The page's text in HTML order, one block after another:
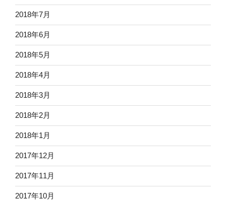
2018年7月
2018年6月
2018年5月
2018年4月
2018年3月
2018年2月
2018年1月
2017年12月
2017年11月
2017年10月